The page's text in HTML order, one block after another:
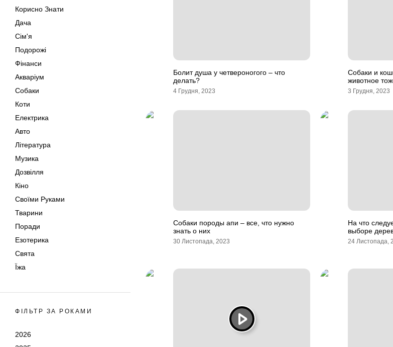
Корисно Знати
Дача
Сім'я
Подорожі
Фінанси
Акваріум
Собаки
Коти
Електрика
Авто
Література
Музика
Дозвілля
Кіно
Своїми Руками
Тварини
Поради
Езотерика
Свята
Їжа
ФІЛЬТР ЗА РОКАМИ
2026
Болит душа у четвероногого – что
делать?
4 Грудня, 2023
Собаки и
животное
3 Грудня, 2023
Собаки породы апи – все, что нужно
знать о них
30 Листопада, 2023
На что
выборе
24 Листопада,